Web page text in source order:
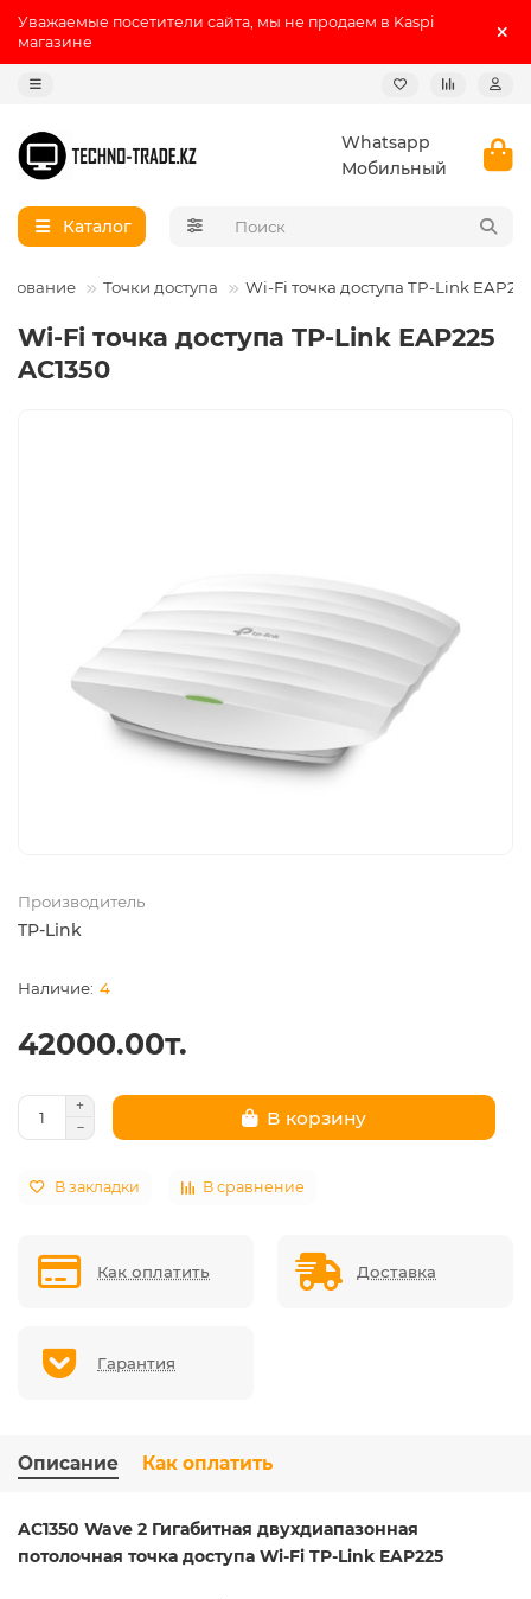
Уважаемые посетители сайта, мы не продаем в Kaspi
магазине
Whatsapp
Мобильный
Каталог
Точки доступа Wi-Fi точка доступа TP-Link
Wi-Fi точка доступа TP-Link EAP225
AC1350
Производитель
TP-Link
4
42000.00т.
В корзину
В закладки В сравнение
Как оплатить Доставка
Гарантия
Описание Как оплатить
AC1350 Wave 2 Гигабитная двухдиапазонная
потолочная точка доступа Wi-Fi TP-Link EAP225